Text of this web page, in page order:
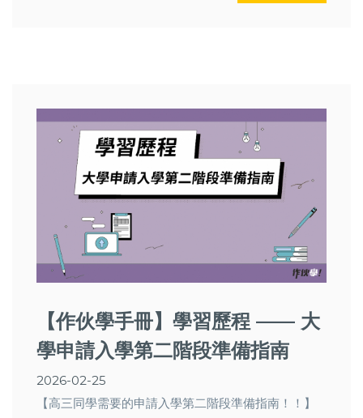
【作伙學手冊】學習歷程 —— 大
學申請入學第二階段準備指南
2026-02-25
【高三同學需要的申請入學第二階段準備指南！！】